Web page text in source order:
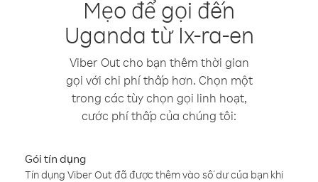
Mẹo để gọi đến
Uganda từ Ix-ra-en
Viber Out cho bạn thêm thời gian
gọi với chi phí thấp hơn. Chọn một
trong các tùy chọn gọi linh hoạt,
cước phí thấp của chúng tôi:
Gói tín dụng
Tín dụng Viber Out đã được thêm vào số dư của bạn khi